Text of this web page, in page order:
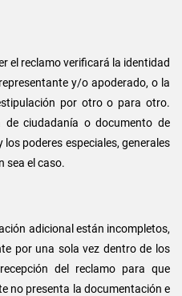
el reclamo verificará la identidad
y/o apoderado, o la
por otro o para otro.
de ciudadanía o documento de
poderes especiales, generales
sea el caso.
adicional están incompletos,
por una sola vez dentro de los
del reclamo para que
no presenta la documentación e